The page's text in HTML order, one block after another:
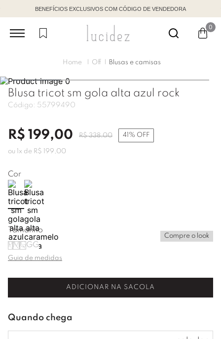
BENEFÍCIOS EXCLUSIVOS COM CÓDIGO DE VENDEDORA
0
Off Blusas e camisas
Blusa tricot sm gola alta azul rock
Código: 55799490
R$ 199,00 R$ 338,00 41% OFF
ou x de R$ 199 ,00
Cor
Tamanho
PMGGG
Compre o look
Guia de medidas
ADICIONAR NA SACOLA